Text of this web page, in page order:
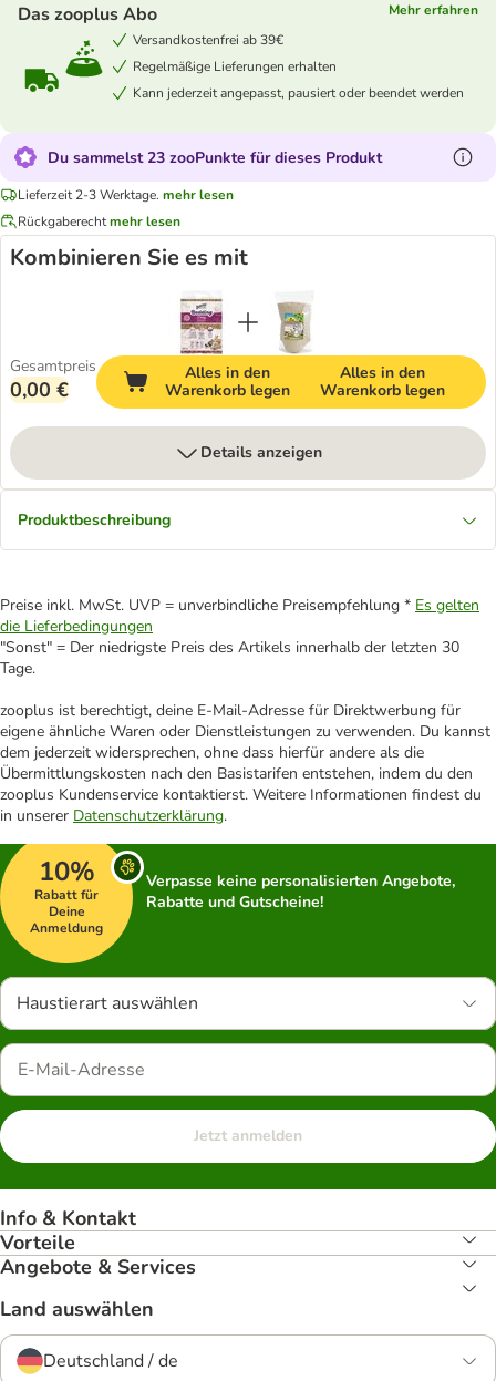
Das zooplus Abo
Mehr erfahren
Versandkostenfrei ab 39€
Regelmäßige Lieferungen erhalten
Kann jederzeit angepasst, pausiert oder beendet werden
Du sammelst 23 zooPunkte für dieses Produkt
Lieferzeit 2-3 Werktage. mehr lesen
Rückgaberechtmehr lesen
Kombinieren Sie es mit
Gesamtpreis
0,00 €
Alles in den
Warenkorb legen
Alles in den
Warenkorb legen
Details anzeigen
Produktbeschreibung
Preise inkl. MwSt. UVP = unverbindliche Preisempfehlung * Es gelten
die Lieferbedingungen
"Sonst" = Der niedrigste Preis des Artikels innerhalb der letzten 30
Tage.
zooplus ist berechtigt, deine E-Mail-Adresse für Direktwerbung für
eigene ähnliche Waren oder Dienstleistungen zu verwenden. Du kannst
dem jederzeit widersprechen, ohne dass hierfür andere als die
Übermittlungskosten nach den Basistarifen entstehen, indem du den
zooplus Kundenservice kontaktierst. Weitere Informationen findest du
in unserer Datenschutzerklärung.
10%
Rabatt für
Deine
Anmeldung
Verpasse keine personalisierten Angebote,
Rabatte und Gutscheine!
Haustierart auswählen
Jetzt anmelden
Info & Kontakt
Vorteile
Angebote & Services
Land auswählen
Deutschland / de